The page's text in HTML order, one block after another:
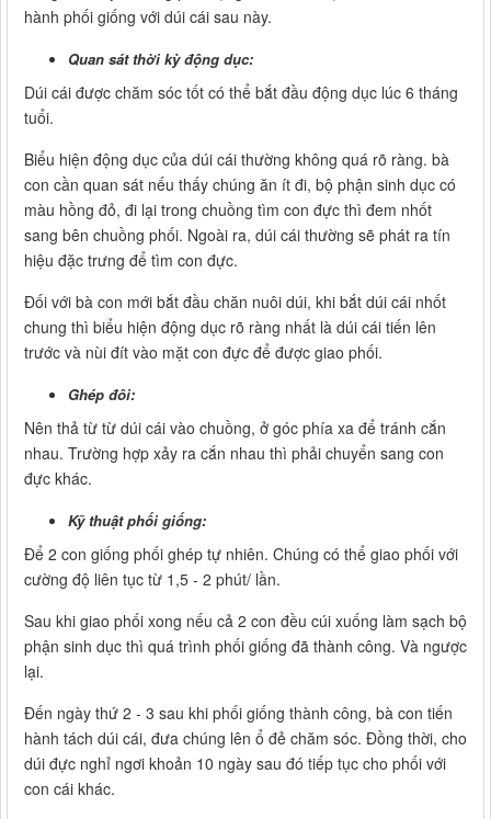
hành phối giống với dúi cái sau này.
Quan sát thời kỳ động dục:
Dúi cái được chăm sóc tốt có thể bắt đầu động dục lúc 6 tháng
tuổi.
Biểu hiện động dục của dúi cái thường không quá rõ ràng. bà
con cần quan sát nếu thấy chúng ăn ít đi, bộ phận sinh dục có
màu hồng đỏ, đi lại trong chuồng tìm con đực thì đem nhốt
sang bên chuồng phối. Ngoài ra, dúi cái thường sẽ phát ra tín
hiệu đặc trưng để tìm con đực.
Đối với bà con mới bắt đầu chăn nuôi dúi, khi bắt dúi cái nhốt
chung thì biểu hiện động dục rõ ràng nhất là dúi cái tiến lên
trước và nùi đít vào mặt con đực để được giao phối.
Ghép đôi:
Nên thả từ từ dúi cái vào chuồng, ở góc phía xa để tránh cắn
nhau. Trường hợp xảy ra cắn nhau thì phải chuyển sang con
đực khác.
Kỹ thuật phối giống:
Để 2 con giống phối ghép tự nhiên. Chúng có thể giao phối với
cường độ liên tục từ 1,5 - 2 phút/ lần.
Sau khi giao phối xong nếu cả 2 con đều cúi xuống làm sạch bộ
phận sinh dục thì quá trình phối giống đã thành công. Và ngược
lại.
Đến ngày thứ 2 - 3 sau khi phối giống thành công, bà con tiến
hành tách dúi cái, đưa chúng lên ổ đẻ chăm sóc. Đồng thời, cho
dúi đực nghỉ ngơi khoản 10 ngày sau đó tiếp tục cho phối với
con cái khác.